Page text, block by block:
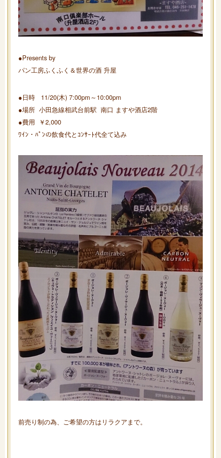
●Presents by
パン工房ふくふく＆世界の酒 升屋
●日時 11/20(木) 7:00pm～10:00pm
●場所 小田急線相武台前駅 南口 ますや酒店2階
●費用 ￥2,000
ﾜｲﾝ・ﾊﾟﾝの飲食代とｺﾝｻｰﾄ代全て込み
前売り制の為、ご希望の方はリラクアまで。